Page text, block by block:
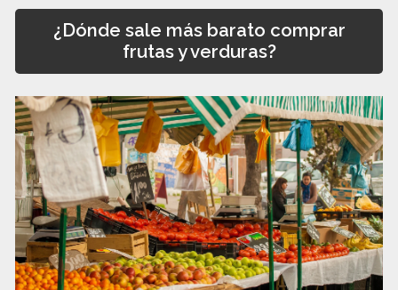
¿Dónde sale más barato comprar
frutas y verduras?